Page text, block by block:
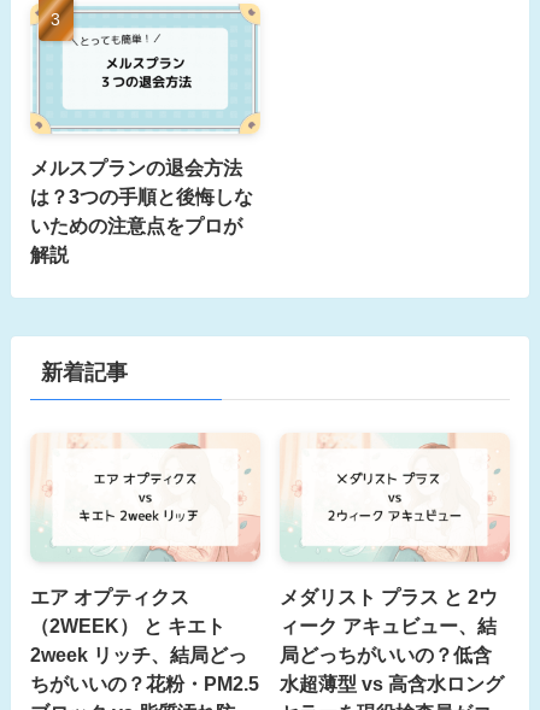
メルスプランの退会方法
は？3つの手順と後悔しな
いための注意点をプロが
解説
新着記事
エア オプティクス
（2WEEK） と キエト
2week リッチ、結局どっ
ちがいいの？花粉・PM2.5
メダリスト プラス と 2ウ
ィーク アキュビュー、結
局どっちがいいの？低含
水超薄型 vs 高含水ロング